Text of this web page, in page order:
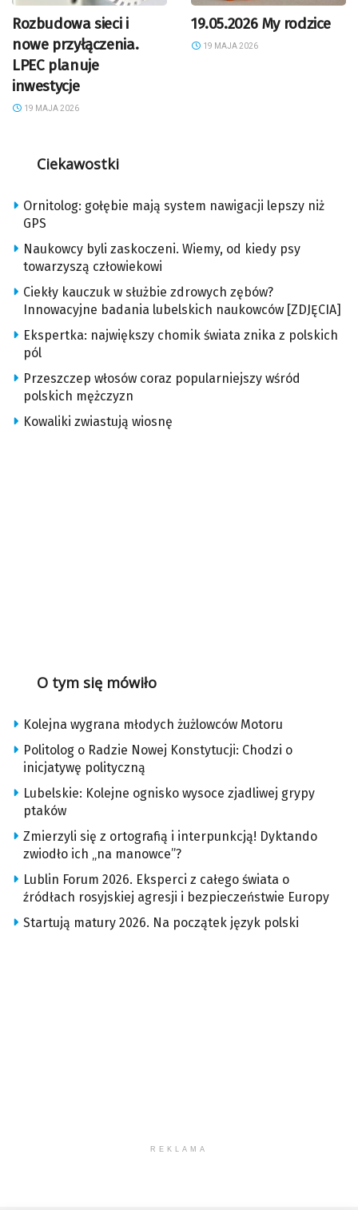
Rozbudowa sieci i
nowe przyłączenia.
LPEC planuje
inwestycje
19 MAJA 2026
19.05.2026 My rodzice
19 MAJA 2026
Ciekawostki
Ornitolog: gołębie mają system nawigacji lepszy niż
GPS
Naukowcy byli zaskoczeni. Wiemy, od kiedy psy
towarzyszą człowiekowi
Ciekły kauczuk w służbie zdrowych zębów?
Innowacyjne badania lubelskich naukowców [ZDJĘCIA]
Ekspertka: największy chomik świata znika z polskich
pól
Przeszczep włosów coraz popularniejszy wśród
polskich mężczyzn
Kowaliki zwiastują wiosnę
O tym się mówiło
Kolejna wygrana młodych żużlowców Motoru
Politolog o Radzie Nowej Konstytucji: Chodzi o
inicjatywę polityczną
Lubelskie: Kolejne ognisko wysoce zjadliwej grypy
ptaków
Zmierzyli się z ortografią i interpunkcją! Dyktando
zwiodło ich „na manowce”?
Lublin Forum 2026. Eksperci z całego świata o
źródłach rosyjskiej agresji i bezpieczeństwie Europy
Startują matury 2026. Na początek język polski
REKLAMA